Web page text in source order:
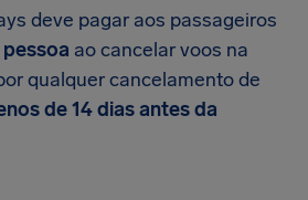
deve pagar aos passageiros
ao cancelar voos na
qualquer cancelamento de
de 14 dias antes da